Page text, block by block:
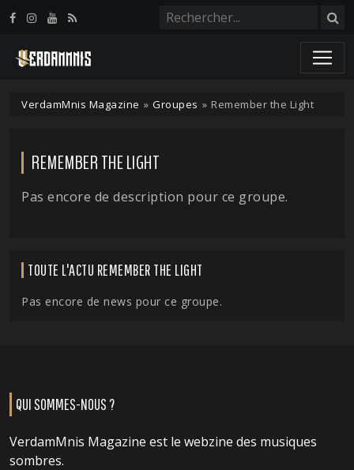
VerdamMnis Magazine » Groupes » Remember the Light
REMEMBER THE LIGHT
Pas encore de description pour ce groupe.
TOUTE L'ACTU REMEMBER THE LIGHT
Pas encore de news pour ce groupe.
QUI SOMMES-NOUS ?
VerdamMnis Magazine est le webzine des musiques
sombres.
Panneau de gestion des cookies